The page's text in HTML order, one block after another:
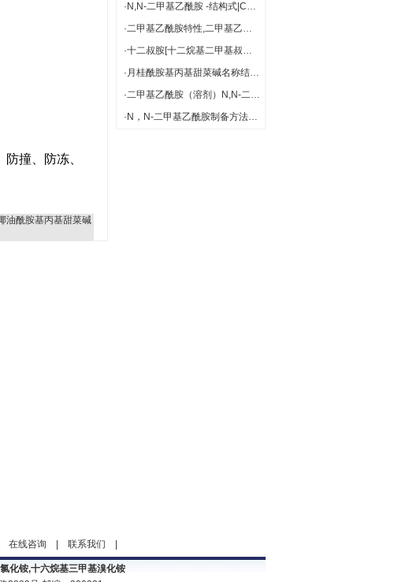
撞、防冻、
油酰胺基丙基甜菜碱
· N,N-二甲基乙酰胺 -结构式|CAS|物化性质|化学名称|英文名称|分 子 式|结 构 式
·二甲基乙酰胺特性,二甲基乙酰胺用途
·十二叔胺[十二烷基二甲基叔胺]性质描述生产方法用途
· 月桂酰胺基丙基甜菜碱名称结构用途
·二甲基乙酰胺（溶剂）N,N-二甲基乙酰胺制造的聚偏氟乙烯（PVDF）中空纤维膜及应用
· N，N-二甲基乙酰胺制备方法性质用途
在线咨询 联系我们
化铵,十六烷基三甲基溴化铵